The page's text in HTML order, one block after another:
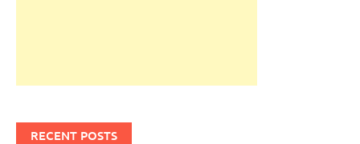
RECENT POSTS